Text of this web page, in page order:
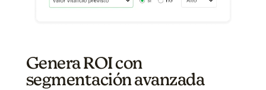
Genera ROI con
segmentación avanzada